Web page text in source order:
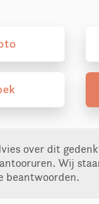
over dit
Wij
beantwoorden.